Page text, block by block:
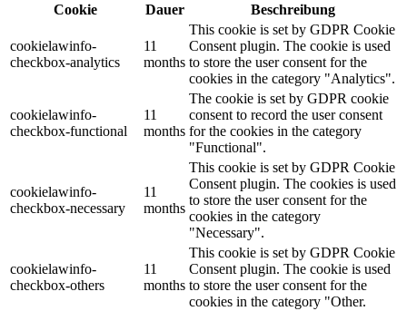
Cookie
Dauer Beschreibung
cookielawinfo-
checkbox-analytics
11
months
This cookie is set by GDPR Cookie
Consent plugin. The cookie is used
to store the user consent for the
cookies in the category "Analytics".
cookielawinfo-
checkbox-functional
11
months
The cookie is set by GDPR cookie
consent to record the user consent
for the cookies in the category
"Functional".
cookielawinfo-
checkbox-necessary
11
months
This cookie is set by GDPR Cookie
Consent plugin. The cookies is used
to store the user consent for the
cookies in the category
"Necessary".
cookielawinfo-
checkbox-others
11
months
This cookie is set by GDPR Cookie
Consent plugin. The cookie is used
to store the user consent for the
cookies in the category "Other.